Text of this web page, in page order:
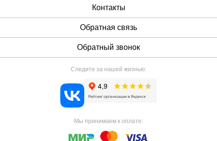
Контакты
Обратная связь
Обратный звонок
Следите за нашей жизнью:
Мы принимаем к оплате: